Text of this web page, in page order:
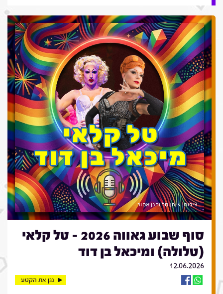
סוף שבוע גאווה 2026 - טל קלאי
(טלולה) ומיכאל בן דוד
12.06.2026
נגן את הקטע